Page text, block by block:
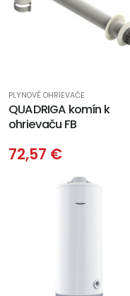
PLYNOVÉ OHRIEVAČE
QUADRIGA komín k
ohrievaču FB
72,57 €